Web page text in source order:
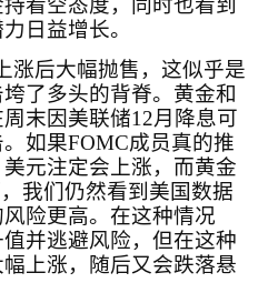
看空态度，同时也看到
日益增长。
涨后大幅抛售，这似乎是
了多头的背脊。黄金和
末因美联储12月降息可
如果FOMC成员真的推
元注定会上涨，而黄金
我们仍然看到美国数据
险更高。在这种情况
并逃避风险，但在这种
上涨，随后又会跌落悬